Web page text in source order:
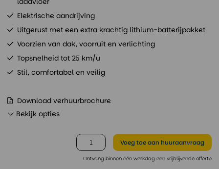
Elektrische aandrijving
Uitgerust met een extra krachtig lithium-batterijpakket
Voorzien van dak, voorruit en verlichting
Topsnelheid tot 25 km/u
Stil, comfortabel en veilig
Download verhuurbrochure
Bekijk opties
Voeg toeaan huuraanvraag
Ontvang binnen één werkdag een vrijblijvende offerte